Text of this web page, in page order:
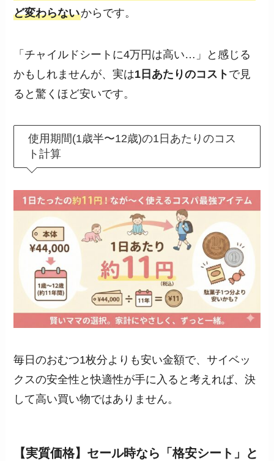
ど変わらないからです。
「チャイルドシートに4万円は高い…」と感じる
かもしれませんが、実は1日あたりのコスト で見
ると驚くほど安いです。
使用期間(1歳半〜12歳)の1日あたりのコス
ト計算
毎日のおむつ1枚分よりも安い金額で、サイベッ
クスの安全性と快適性が手に入ると考えれば、決
して高い買い物ではありません。
【実質価格】セール時なら「格安シート」と